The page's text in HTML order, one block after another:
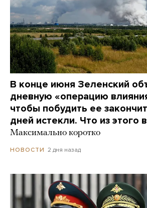
В конце июня Зеленский
дневную «операцию
чтобы побудить ее
дней истекли. Что из этого
Максимально коротко
НОВОСТИ 2 дня назад